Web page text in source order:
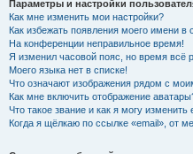
Параметры и настройки
Как мне изменить мои настройки?
Как избежать появления моего имени в
На конференции неправильное время!
Я изменил часовой пояс, но время всё
Моего языка нет в списке!
Что означают изображения рядом с
Как мне включить отображение
Что такое звание и как я могу изменить
Когда я щёлкаю по ссылке «email», от